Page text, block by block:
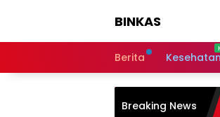
BINKAS
Informasi
Berita
Breaking News